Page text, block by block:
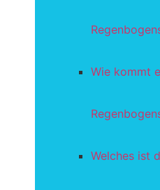
Wie kommt
Welches ist